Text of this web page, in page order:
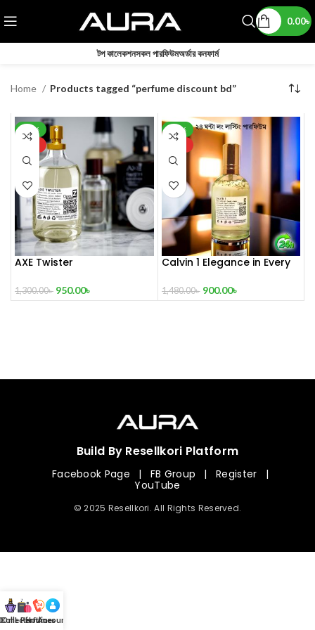
0.00৳
টপ কালেকশনসকল পারফিউমঅর্ডার কনফার্ম
Home Products tagged “perfume discount bd”
-27%
AXE Twister
1,300.00৳ 950.00৳
-39%
Calvin 1 Elegance in Every
1,480.00৳ 900.00৳
Build By Resellkori Platform
Facebook Page | FB Group | Register
|
YouTube
© 2025 Resellkori. All Rights Reserved.
mL Perfumes
Hotline
Account